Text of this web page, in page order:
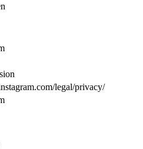
legal/privacy/